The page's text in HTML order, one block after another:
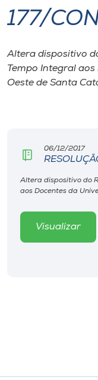
I.nova
Diplomados
Rádio
177/
Altera dispositivo
Tempo Integral
Oeste de Santa
06/12/2017
Altera dispositivo do
aos Docentes da
Visualizar